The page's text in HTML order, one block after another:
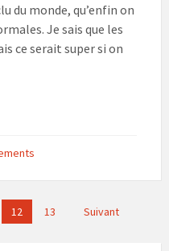
du monde, qu’enfin on
Je sais que les
ce serait super si on
12 13 Suivant